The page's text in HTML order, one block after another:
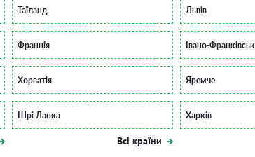
Таїланд
Франція
Хорватія
Шрі Ланка
Всі країни
Львів
Івано-Франківськ
Яремче
Харків